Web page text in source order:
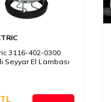
3116-402-0300
Seyyar El Lambası